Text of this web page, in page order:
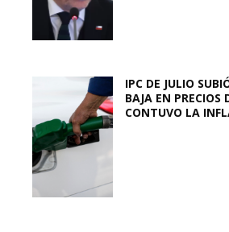
IPC DE JULIO
BAJA EN PRECIOS
CONTUVO LA